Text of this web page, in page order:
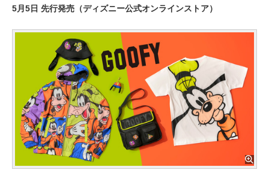
5月5日 先行発売（ディズニー公式オンラインストア）